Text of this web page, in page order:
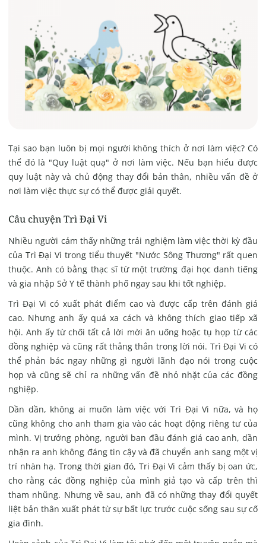
Tại sao bạn luôn bị mọi người không thích ở nơi làm việc? Có
thể đó là "Quy luật quạ" ở nơi làm việc. Nếu bạn hiểu được
quy luật này và chủ động thay đổi bản thân, nhiều vấn đề ở
nơi làm việc thực sự có thể được giải quyết.
Câu chuyện Trì Đại Vi
Nhiều người cảm thấy những trải nghiệm làm việc thời kỳ đầu
của Trì Đại Vi trong tiểu thuyết "Nước Sông Thương" rất quen
thuộc. Anh có bằng thạc sĩ từ một trường đại học danh tiếng
và gia nhập Sở Y tế thành phố ngay sau khi tốt nghiệp.
Trì Đại Vi có xuất phát điểm cao và được cấp trên đánh giá
cao. Nhưng anh ấy quá xa cách và không thích giao tiếp xã
hội. Anh ấy từ chối tất cả lời mời ăn uống hoặc tụ họp từ các
đồng nghiệp vàcũng rất thẳng thắn trong lời nói. Trì Đại Vi có
thể phản bác ngay những gì người lãnh đạo nói trong cuộc
họp và cũng sẽ chỉ ra những vấn đề nhỏ nhặt của các đồng
nghiệp.
Dần dần, không ai muốn làm việc với Trì Đại Vi nữa, và họ
cũng không cho anh tham gia vào các hoạt động riêng tư của
mình. Vị trưởng phòng, người ban đầu đánh giá cao anh, dần
nhận ra anh không đáng tin cậy và đã chuyển anh sang một vị
trí nhàn hạ.Trong thời gian đó, Tri Đại Vi cảm thấy bị oan ức,
cho rằng các đồng nghiệp của mình giả tạo và cấp trên thì
tham nhũng. Nhưng về sau, anh đã có những thay đổi quyết
liệt bản thân xuất phát từ sự bất lực trước cuộc sống sau sự cố
gia đình.